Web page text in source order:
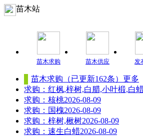
苗木站
苗木求购 苗木供应 发
苗木求购（已更新162条） 更多
求购：红枫,梓树,白腊,小叶椴,白
求购：核桃2026-08-09
求购：国槐2026-08-09
求购：梓树,楸树2026-08-09
求购：速生白蜡2026-08-09